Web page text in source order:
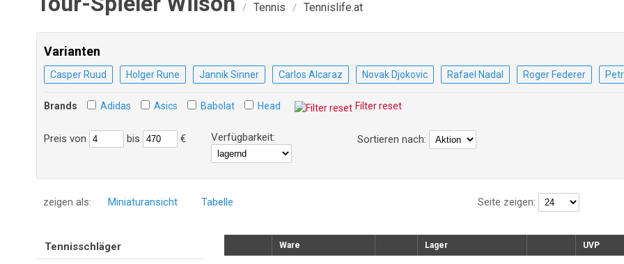
/ Tennis / Tennislife.at
Varianten
Casper Ruud Holger Rune Jannik Sinner Carlos Alcaraz Novak Djokovic Rafael Nadal Roger Federer
Brands Adidas Asics Babolat Head Filter reset
Preis von bis € Verfügbarkeit: Sortieren nach:
Seite zeigen:
zeigen als: Miniaturansicht Tabelle
Tennisschläger
Ware Lager UVP